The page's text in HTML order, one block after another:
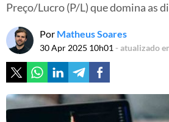
Preço/Lucro (P/L) que domina as
Por Matheus Soares
30 Apr 2025 10h01 - atualizado